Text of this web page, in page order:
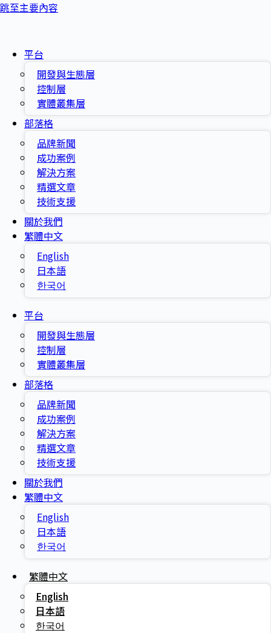
跳至主要內容
平台
開發與生態層
控制層
實體叢集層
部落格
品牌新聞
成功案例
解決方案
精選文章
技術支援
關於我們
繁體中文
English
日本語
한국어
平台
開發與生態層
控制層
實體叢集層
部落格
品牌新聞
成功案例
解決方案
精選文章
技術支援
關於我們
繁體中文
English
日本語
한국어
繁體中文
English
日本語
한국어